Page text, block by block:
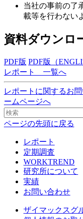
当社の事前の了
載等を行わない
資料ダウンロ
PDF版 PDF版（
レポート 一覧へ
レポートに関するお
ームページへ
ページの先頭に戻る
レポート
定期調査
WORKTREND
研究所について
実績
お問い合わせ
ザイマックスグ